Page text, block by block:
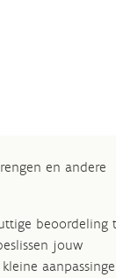
en andere
beoordeling
jouw